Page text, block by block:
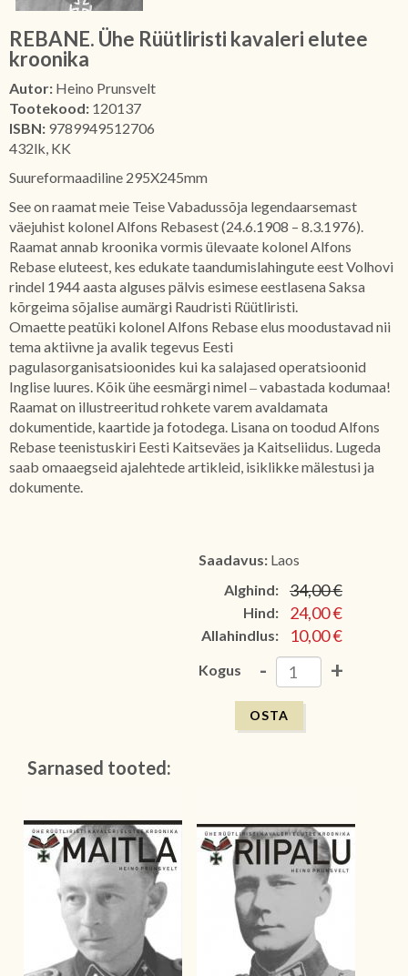
REBANE. Ühe Rüütliristi kavaleri elutee
kroonika
Autor: Heino Prunsvelt
Tootekood: 120137
ISBN: 9789949512706
432lk, KK
Suureformaadiline 295X245mm
See on raamat meie Teise Vabadussõja legendaarsemast
väejuhist kolonel Alfons Rebasest (24.6.1908 – 8.3.1976).
Raamat annab kroonika vormis ülevaate kolonel Alfons
Rebase eluteest, kes edukate taandumislahingute eest Volhovi
rindel 1944 aasta alguses pälvis esimese eestlasena Saksa
kõrgeima sõjalise aumärgi Raudristi Rüütliristi.
Omaette peatüki kolonel Alfons Rebase elus moodustavad nii
tema aktiivne ja avalik tegevus Eesti
pagulasorganisatsioonides kui ka salajased operatsioonid
Inglise luures. Kõik ühe eesmärgi nimel ‒ vabastada kodumaa!
Raamat on illustreeritud rohkete varem avaldamata
dokumentide, kaartide ja fotodega. Lisana on toodud Alfons
Rebase teenistuskiri Eesti Kaitseväes ja Kaitseliidus. Lugeda
saab omaaegseid ajalehtede artikleid, isiklikke mälestusi ja
dokumente.
Saadavus: Laos
Alghind:
34,00 €
Hind: 24,00 €
Allahindlus: 10,00 €
Kogus - +
Sarnased tooted: